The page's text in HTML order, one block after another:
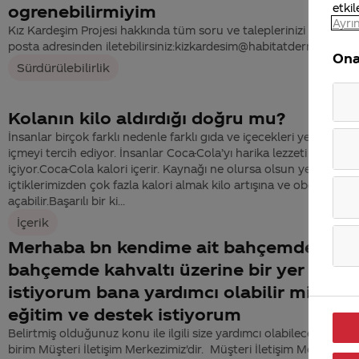
ogrenebilirmiyim
Kız Kardeşim Projesi hakkında tüm soru ve taleplerinizi
posta adresinden iletebilirsiniz:kizkardesim@habitatdernegi.org
Sürdürülebilirlik
Kolanın kilo aldırdığı doğru mu?
İnsanlar birçok farklı nedenle farklı gıda ve içecekleri yemeyi ve
içmeyi tercih ediyor. İnsanlar Coca-Cola’yı harika lezzeti için
içiyor.Coca-Cola kalori içerir. Kaynağı ne olursa olsun
içtiklerimizden çok fazla kalori almak kilo artışına ve obeziteye
açabilir.Başarılı bir ki...
İçerik
Merhaba bn kendime ait bahçemde
bahçemde kahvaltı üzerine bir yer
istiyorum bana yardımcı olabilir misiniz
eğitim ve destek istiyorum
Belirtmiş olduğunuz konu ile ilgili size yardımcı olabilecek en
birim Müşteri İletişim Merkezimiz'dir. Müşteri İletişim